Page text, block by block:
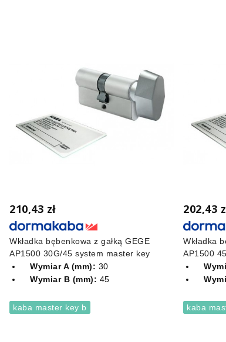
210,43 zł
Wkładka bębenkowa z gałką GEGE
AP1500 30G/45 system master key
Wymiar A (mm): 30
Wymiar B (mm): 45
kaba master key b
202,43
Wkładka
AP1500
kaba